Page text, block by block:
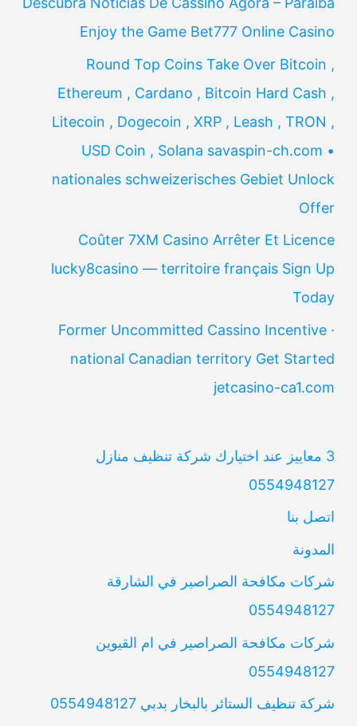
Enjoy the Game Bet777 Online Casino
Round Top Coins Take Over Bitcoin ,
Ethereum , Cardano , Bitcoin Hard Cash ,
Litecoin , Dogecoin , XRP , Leash , TRON ,
USD Coin , Solana savaspin-ch.com •
nationales schweizerisches Gebiet Unlock
Offer
Coûter 7XM Casino Arrêter Et Licence
lucky8casino — territoire français Sign Up
Today
Former Uncommitted Cassino Incentive ·
national Canadian territory Get Started
jetcasino-ca1.com
3 معاييز عند اختيارك شركة تنظيف منازل
0554948127
اتصل بنا
المدونة
شركات مكافحة الصراصير في الشارقة
0554948127
شركات مكافحة الصراصير في ام القيوين
0554948127
شركة تنظيف الستائر بالبخار بدبي 0554948127